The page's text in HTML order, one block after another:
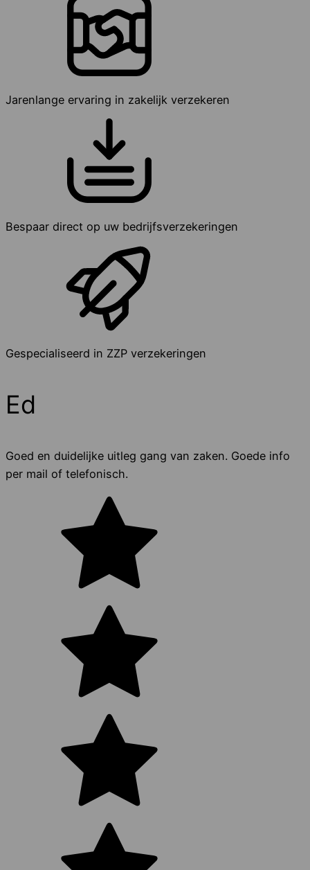
Jarenlange ervaring in zakelijk verzekeren
Bespaar direct op uw bedrijfsverzekeringen
Gespecialiseerd in ZZP verzekeringen
Ed
Goed en duidelijke uitleg gang van zaken. Goede info
per mail of telefonisch.